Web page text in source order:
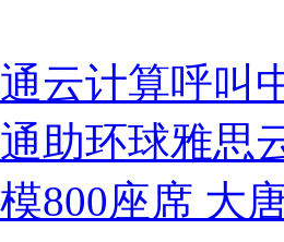
云计算呼叫
助环球雅思
800座席 大